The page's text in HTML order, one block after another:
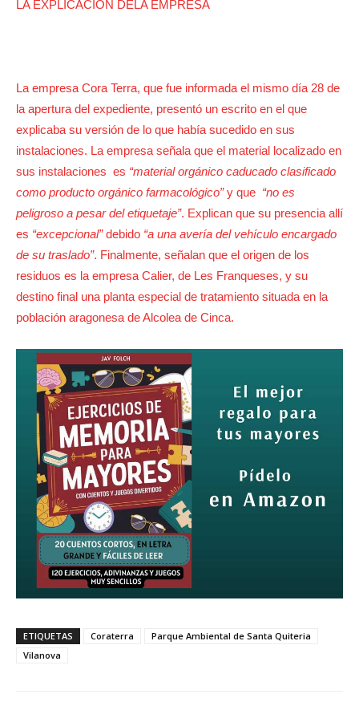
LA EXPLICACIÓN DELA EMPRESA
La empresa Cora Terra, que fue informada el mismo día 28 de
la apertura del expediente, presentó un escrito en el que
explicaba su versión de lo que había sucedido en sus
instalaciones. La empresa señala que el material localizado en
sus instalaciones es “material orgánico caducado clasificado
como producto orgánico farmacológico”y que “no es
peligroso a pesar del etiquetaje”. Explican que su presencia allí
es “excepcional”debido “a una avería del vehículo encargado
de su traslado”. Finalmente, señalan que el origen de los
residuos es la empresa Calier, de Les Franqueses, y su
destino final una planta especial de tratamiento situada en la
población aragonesa de Alcolea de Cinca.
ETIQUETAS Coraterra
Parque Ambiental de Santa Quiteria
Vilanova